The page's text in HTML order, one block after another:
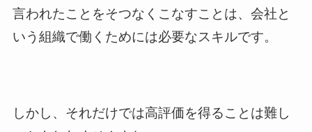
言われたことをそつなくこなすことは、会社と
いう組織で働くためには必要なスキルです。
しかし、それだけでは高評価を得ることは難し